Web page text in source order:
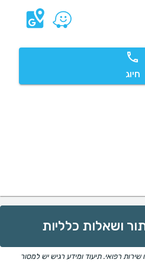
חיוג
ושאלות כלליות
רפואי. תיעוד ומידע רגיש יש למסור